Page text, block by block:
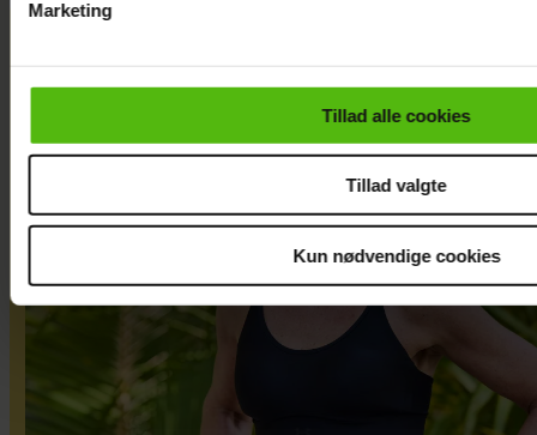
cookiepolitik.
Marketing
Tillad alle cookies
Tillad valgte
Kun nødvendige cookies